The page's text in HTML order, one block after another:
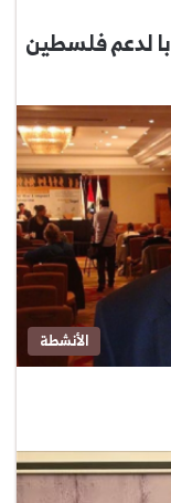
لدعم فلسطين
الأنشطة